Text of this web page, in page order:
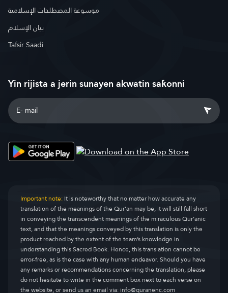
موسوعة المصطلحات الإسلامية
بيان الإسلام
Tafsir Saadi
Yin rijista a jerin sunayen akwatin saƙonni
Important note:It is noteworthy that no matter how accurate any
translation of the meanings of the Qur’an may be, it will still fall short
in conveying the transcendent meanings of the miraculous Qur’anic
text, and that the meanings conveyed by this translation is only the
product reached by the extent of the team’s knowledge in
understanding this Sacred Book. Hence, this translation cannot be
error-free, as is the case with any human endeavor. Should you have
any remarks or recommendations concerning the translation, please
do not hesitate to write in the comment box next to each verse on
the website, or send us an email via:info@quranenc.com